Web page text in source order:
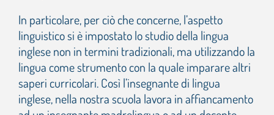
In particolare, per ciò che concerne, l’aspetto
linguistico si è impostato lo studio della lingua
inglese non in termini tradizionali, ma utilizzando la
lingua come strumento con la quale imparare altri
saperi curricolari. Così l’insegnante di lingua
inglese, nella nostra scuola lavora in affiancamento